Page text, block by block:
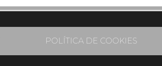
POLÍTICA DE COOKIES